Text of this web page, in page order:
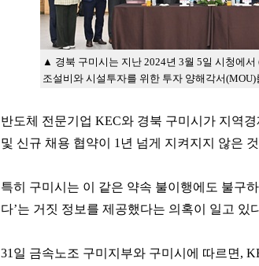
▲ 경북 구미시는 지난 2024년 3월 5일 시청에
조설비와 시설투자를 위한 투자 양해각서
반도체 전문기업 KEC와 경북 구미시가 지역
및 신규 채용 협약이 1년 넘게 지켜지지 않은
특히 구미시는 이 같은 약속 불이행에도 불구
다’는 거짓 정보를 제공했다는 의혹이 일고 있
31일 금속노조 구미지부와 구미시에 따르면,